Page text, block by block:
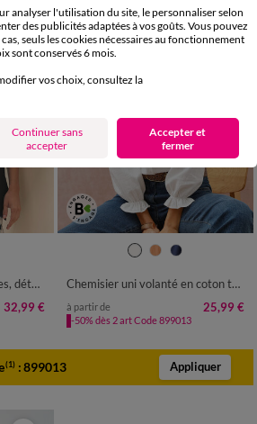
Chemisier manches courtes, détail noué
32,99 €
40 42 44
Chemisier uni volanté en coton texturé
à partir de 25,99 €
-50% dès 2 art Code 899013
(1) :899013 Appliquer
analyser l'utilisation du site, le personnaliser selon
des publicités adaptées à vos goûts. Vous pouvez
seuls les cookies nécessaires au fonctionnement
sont conservés 6 mois.
vos choix, consultez la
Continuer sans
accepter
Accepter et
fermer